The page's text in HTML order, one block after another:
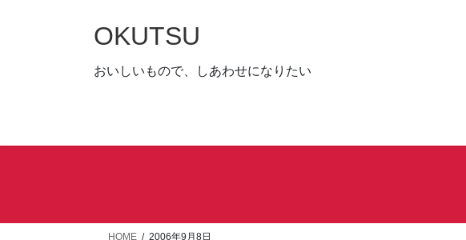
キ
に
OKUTSU
おいしいもので、しあわせになりたい
HOME 2006年9月8日